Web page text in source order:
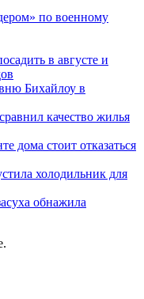
по военному
в августе и
Бихайлоу в
качество жилья
дома стоит отказаться
холодильник для
обнажила